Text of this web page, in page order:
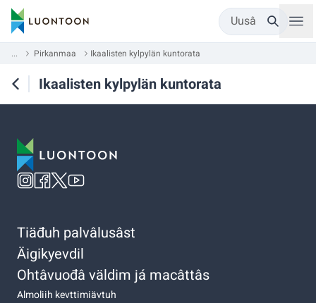
Uusâ
... Pirkanmaa Ikaalisten kylpylän kuntorata
Ikaalisten kylpylän kuntorata
Tiäđuh palvâlusâst
Äigikyevdil
Ohtâvuođâ väldim já macâttâs
Almoliih kevttimiävtuh